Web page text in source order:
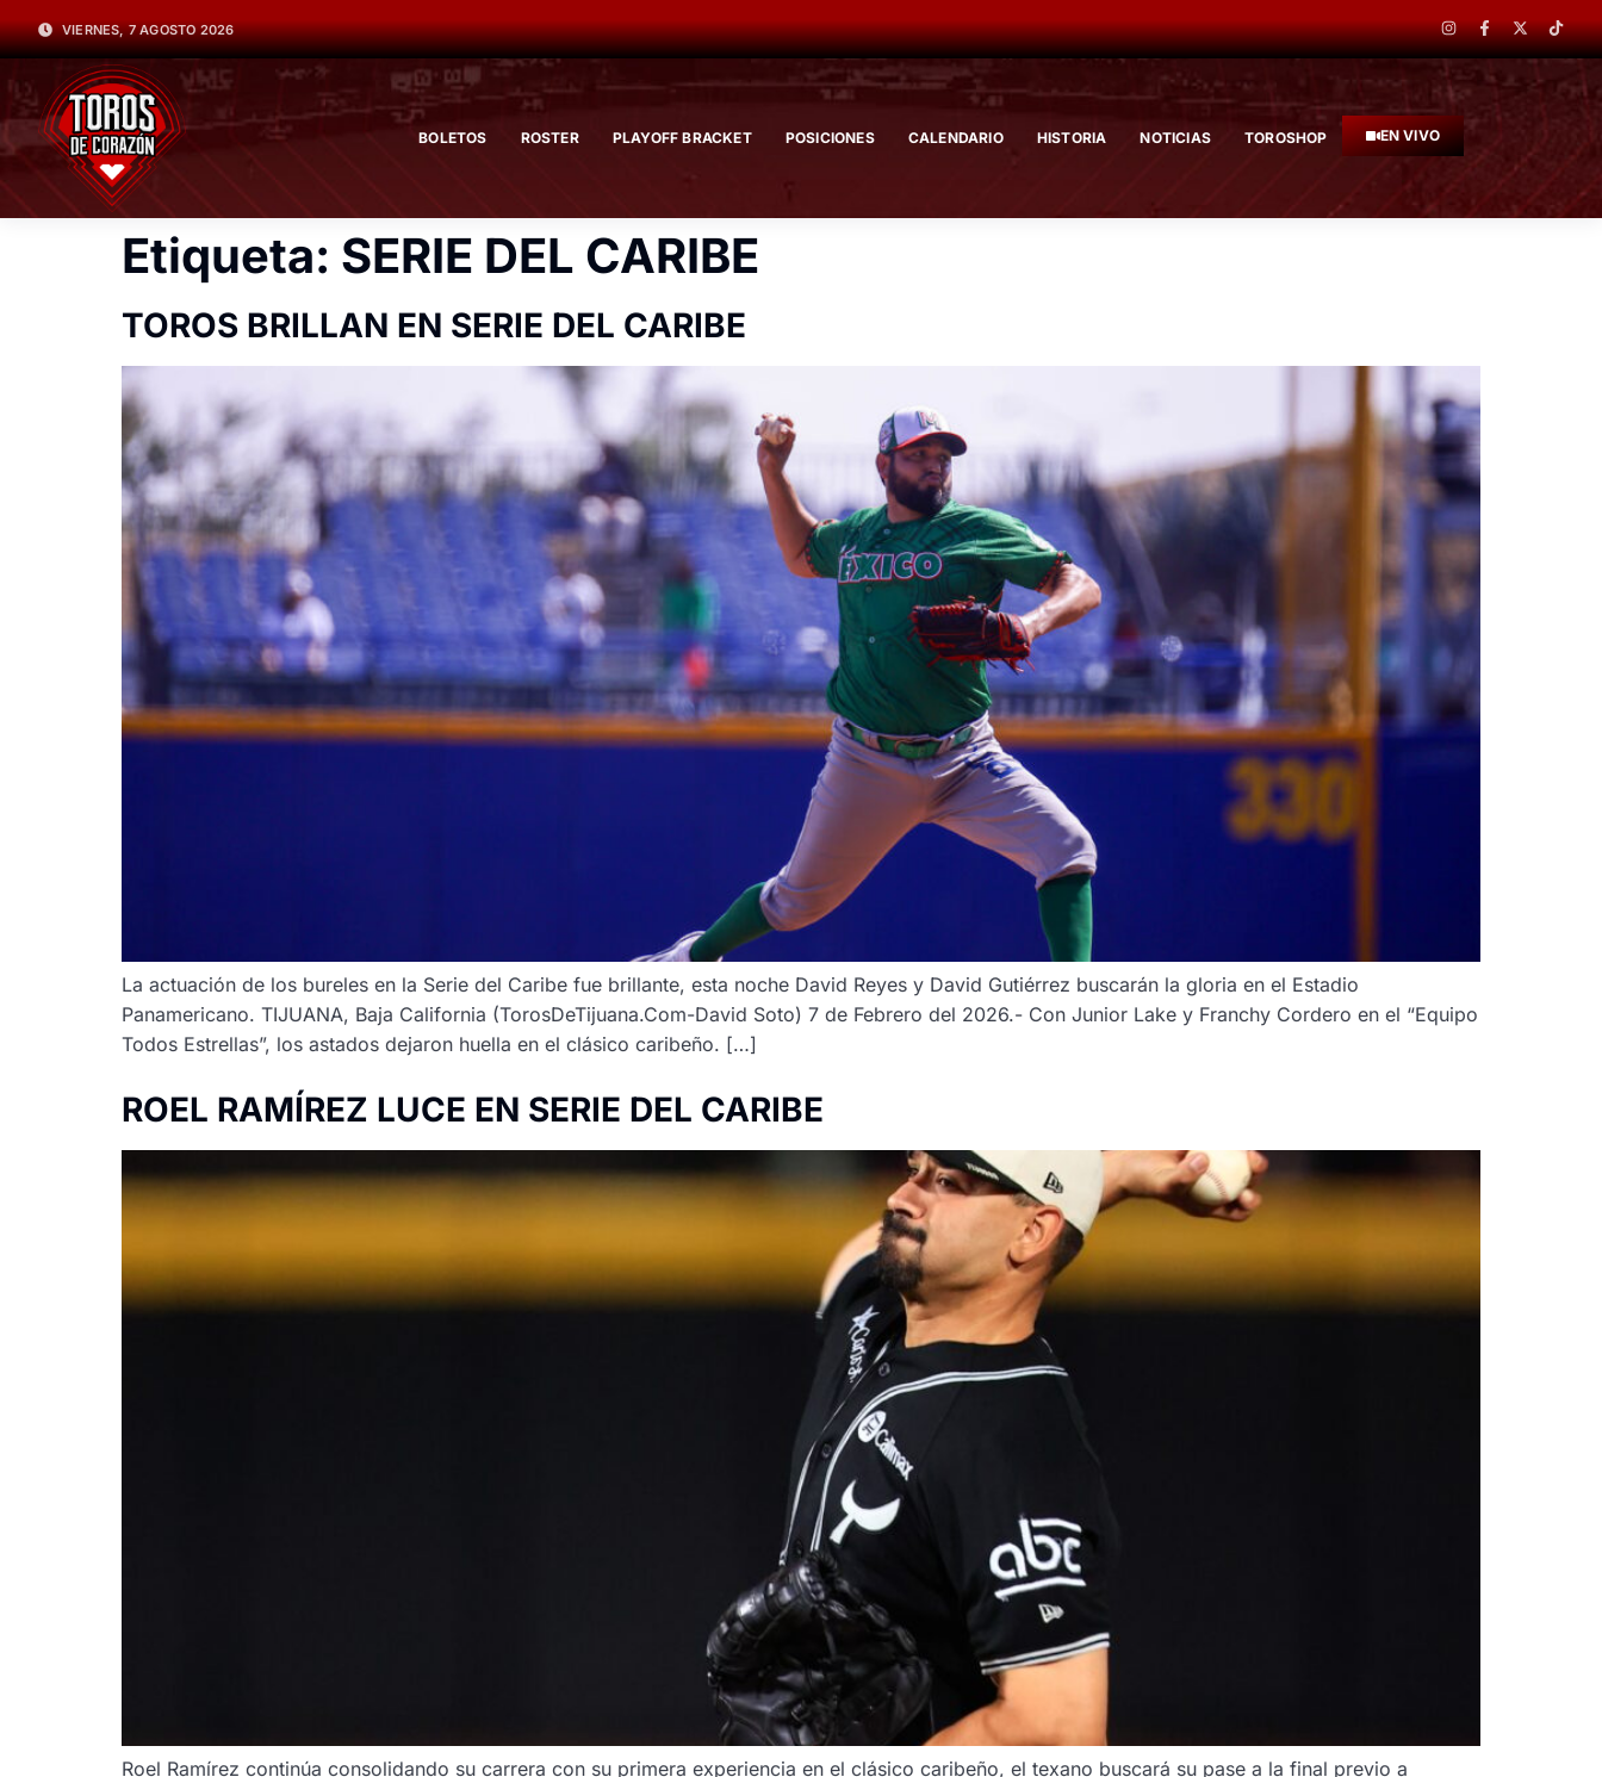
VIERNES, 7 AGOSTO 2026
BOLETOS ROSTER PLAYOFF BRACKET POSICIONES CALENDARIO HISTORIA NOTICIAS TOROSHOP EN VIVO
Etiqueta: SERIE DEL CARIBE
TOROS BRILLAN EN SERIE DEL CARIBE
La actuación de los bureles en la Serie del Caribe fue brillante, esta noche David Reyes y David Gutiérrez buscarán la gloria en el Estadio
Panamericano. TIJUANA, Baja California (TorosDeTijuana.Com-David Soto) 7 de Febrero del 2026.- Con Junior Lake y Franchy Cordero en el “Equipo
Todos Estrellas”, los astados dejaron huella en el clásico caribeño. […]
ROEL RAMÍREZ LUCE EN SERIE DEL CARIBE
Roel Ramírez continúa consolidando su carrera con su primera experiencia en el clásico caribeño, el texano buscará su pase a la final previo a